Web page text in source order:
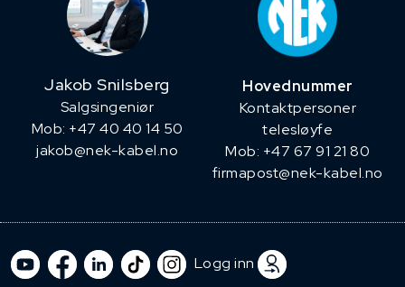
Jakob Snilsberg
​Salgsingeniør
Mob: +47 40 40 14 50
jakob@nek-kabel.no
Hovednummer
Kontaktpersoner
telesløyfe
Mob: +47 67 91 21 80
firmapost@nek-kabel.no
Logg inn